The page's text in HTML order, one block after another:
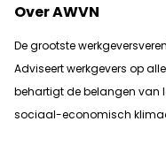
Over AWVN
De grootste
Adviseert werkgevers op
behartigt de belangen van
sociaal-economisch